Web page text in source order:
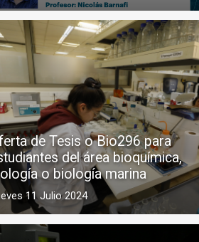
de Tesis o Bio296 para
del área bioquímica,
o biología marina
11 Julio 2024